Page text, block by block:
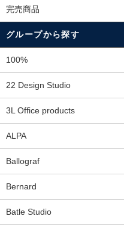
完売商品
グループから探す
100%
22 Design Studio
3L Office products
ALPA
Ballograf
Bernard
Batle Studio